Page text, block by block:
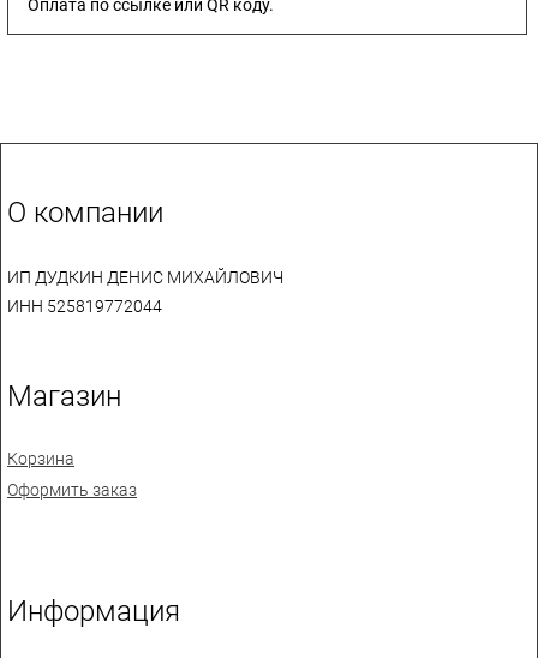
Оплата по ссылке или QR коду.
О компании
ИП ДУДКИН ДЕНИС МИХАЙЛОВИЧ
ИНН 525819772044
Магазин
Корзина
Оформить заказ
Информация